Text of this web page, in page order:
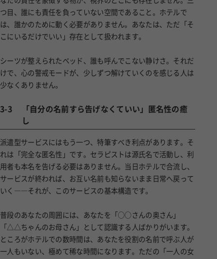
つ目、誰にも責任を負っていない空間であること。ホテルで
は、誰かのために動く必要がありません。あなたは、ただ「そ
こにいるだけでいい」存在として扱われます。
シーツが整えられたベッド、誰も呼んでこない静けさ。それだ
けで、心の警戒モードが、少しずつ解けていくのを感じる人は
少なくありません。
3-3
「自分の名前すら告げなくていい」匿名性の癒
し
派遣型サービスにはもう一つ、特筆すべき利点があります。そ
れは「完全な匿名性」です。セラピストは源氏名で活動し、利
用者も本名を告げる必要はありません。当日ホテルで合流し、
サービスが終われば、お互い名前も知らないまま日常へ戻って
いく――それが、このサービスの基本構造です。
普段のあなたの周囲には、あなたを「○○さんの奥さん」
「△△ちゃんのお母さん」として認識する人ばかりがいます。
ところがホテルでの数時間は、あなたを役割の名前で呼ぶ人が
一人もいない、極めて稀な時間になります。ただの「一人の女